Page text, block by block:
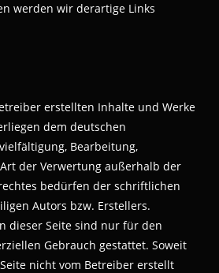
werden wir derartige Links
erstellten Inhalte und Werke
dem deutschen
Bearbeitung,
der Verwertung außerhalb der
bedürfen der schriftlichen
Autors bzw. Erstellers.
dieser Seite sind nur für den
Gebrauch gestattet. Soweit
nicht vom Betreiber erstellt